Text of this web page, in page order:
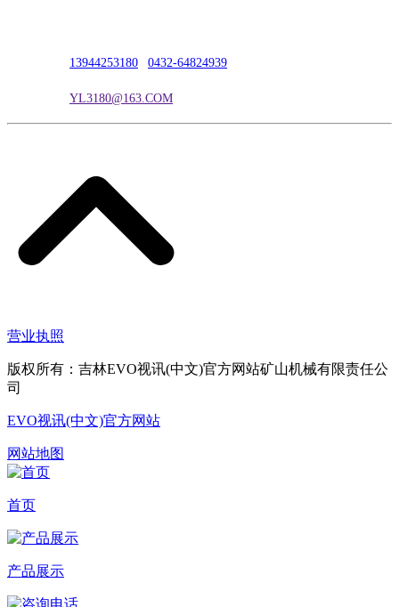
13944253180 0432-64824939
YL3180@163.COM
营业执照
版权所有：吉林EVO视讯(中文)官方网站矿山机械有限责任公
司
EVO视讯(中文)官方网站
网站地图
首页
产品展示